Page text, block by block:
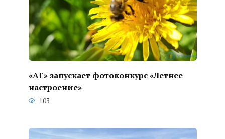
«АГ» запускает фотоконкурс «Летнее
настроение»
103